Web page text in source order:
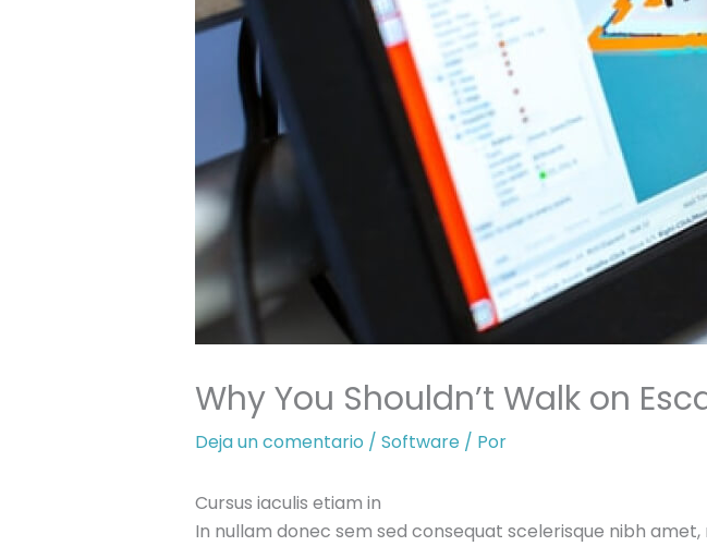
Why You Shouldn’t Walk on
Deja un comentario / Software/ Por
Cursus iaculis etiam in
In nullam donec sem sed consequat scelerisque nibh